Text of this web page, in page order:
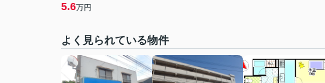
5.6万円
よく見られている物件